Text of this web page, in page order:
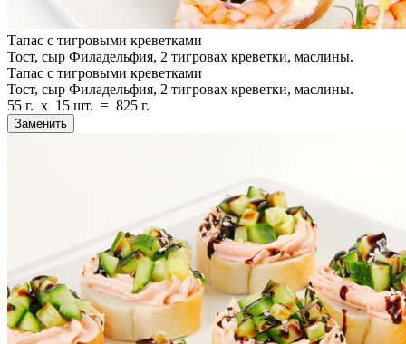
Тапас с тигровыми креветками
Тост, сыр Филадельфия, 2 тигровах креветки, маслины.
Тапас с тигровыми креветками
Тост, сыр Филадельфия, 2 тигровах креветки, маслины.
55 г. x 15 шт. = 825 г.
Заменить